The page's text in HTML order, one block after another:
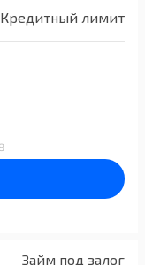
Кредитный лимит
Займ под залог